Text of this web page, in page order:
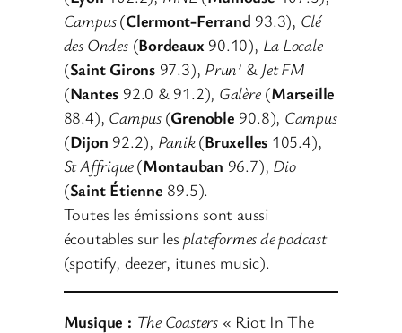
Campus(Clermont-Ferrand 93.3), Clé
des Ondes(Bordeaux 90.10), La Locale
(Saint Girons97.3), Prun’ & Jet FM
(Nantes 92.0 & 91.2), Galère(Marseille
88.4), Campus (Grenoble 90.8), Campus
(Dijon 92.2), Panik(Bruxelles 105.4),
St Affrique(Montauban 96.7), Dio
(Saint Étienne 89.5).
Toutes les émissions sont aussi
écoutables sur lesplateformes de podcast
(spotify, deezer, itunes music).
Musique : The Coasters« Riot In The